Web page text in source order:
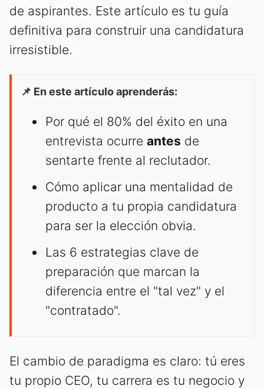
de aspirantes. Este artículo es tu guía
definitiva para construir una candidatura
irresistible.
📌 En este artículo aprenderás:
Por qué el 80% del éxito en una
entrevista ocurre antes de
sentarte frente al reclutador.
Cómo aplicar una mentalidad de
producto a tu propia candidatura
para ser la elección obvia.
Las 6 estrategias clave de
preparación que marcan la
diferencia entre el "tal vez" y el
"contratado".
El cambio de paradigma es claro: tú eres
tu propio CEO, tu carrera es tu negocio y